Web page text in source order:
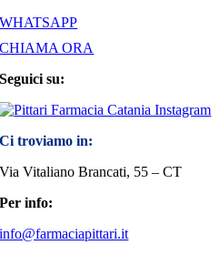
WHATSAPP
CHIAMA ORA
Seguici su:
Ci troviamo in:
Via Vitaliano Brancati, 55 – CT
Per info:
info@farmaciapittari.it